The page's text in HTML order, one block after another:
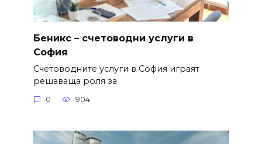
Беникс – счетоводни услуги в
София
Счетоводните услуги в София играят
решаваща роля за
0 904